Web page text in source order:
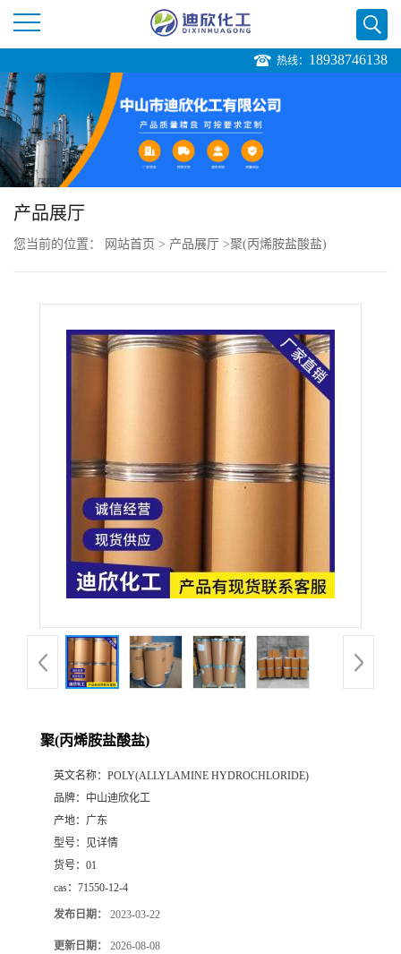
司
首
页
公
厅
热线： 18938746138
产品展厅
您当前的位置： 网站首页 > 产品展厅 >聚(丙烯胺盐酸盐)
聚(丙烯胺盐酸盐)
英文名称： POLY(ALLYLAMINE HYDROCHLORIDE)
品牌： 中山迪欣化工
产地： 广东
型号：
见详情
货号： 01
cas： 71550-12-4
发布日期： 2023-03-22
更新日期： 2026-08-08